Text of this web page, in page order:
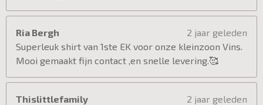
Ria Bergh
2 jaar geleden
Superleuk shirt van 1ste EK voor onze kleinzoon Vins.
Mooi gemaakt fijn contact ,en snelle levering.🥰
Thislittlefamily
2 jaar geleden